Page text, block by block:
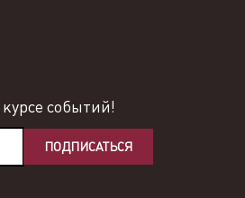
событий!
ПОДПИСАТЬСЯ